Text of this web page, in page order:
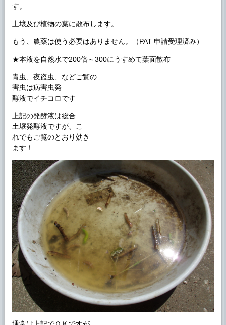
す。
土壌及び植物の葉に散布します。
もう、農薬は使う必要はありません。（PAT 申請受理済み）
★本液を自然水で200倍～300にうすめて葉面散布
青虫、夜盗虫、などご覧の
害虫は病害虫発
酵液でイチコロです
上記の発酵液は総合
土壌発酵液ですが、こ
れでもご覧のとおり効き
ます！